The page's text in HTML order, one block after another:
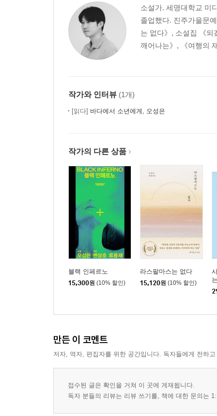
소설가. 세명대학교 미
졸업했다. 진주가을문
는 없다》, 소설집 《
깨어나는》, 《여행의
작가와 인터뷰 (1개)
[읽다] 바다에서 소년에게, 오성은
작가의 다른 상품
블랙 인페르노
15,300원 (10% 할인)
라스팔마스는 없다
15,120원 (10% 할인)
만든 이 코멘트
저자, 역자, 편집자를 위한 공간입니다. 독자들에게 전하
접수된 글은 확인을 거쳐 이 곳에 게재됩니다.
독자 분들의 리뷰는 리뷰 쓰기를, 책에 대한 문의는